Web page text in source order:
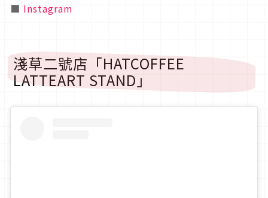
■ Instagram
淺草二號店「HATCOFFEE
LATTEART STAND」